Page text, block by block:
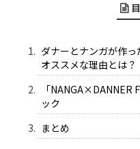
ダナーとナンガが作
オススメな理由とは？
「NANGA×DANNER
ック
まとめ